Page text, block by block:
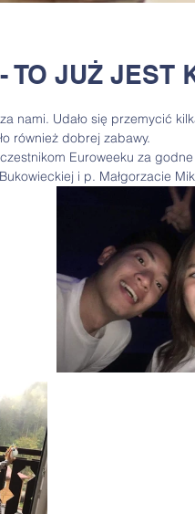
TO JUŻ JEST
nami. Udało się przemycić
również dobrej zabawy.
Euroweeku za
i p. Małgorzacie